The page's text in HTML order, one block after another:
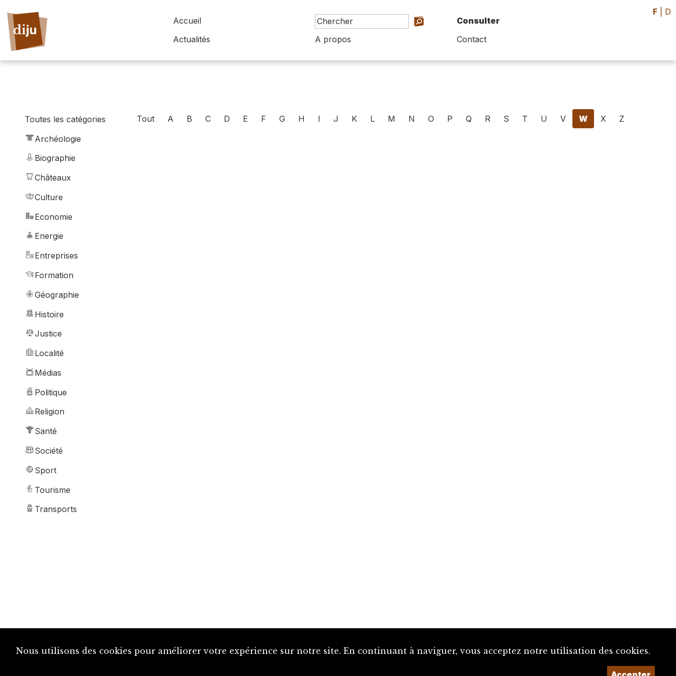
Accueil
Consulter
Actualités
A propos Contact
F D
Toutes les catégories
Archéologie
Biographie
Châteaux
Culture
Economie
Energie
Entreprises
Formation
Géographie
Histoire
Justice
Localité
Médias
Politique
Religion
Santé
Société
Sport
Tourisme
Transports
Tout A B C D E F G H I J K L M N O P Q R S T U V W X Z
Nous utilisons des cookies pour améliorer votre expérience sur notre site. En continuant à naviguer, vous acceptez notre utilisation des cookies.